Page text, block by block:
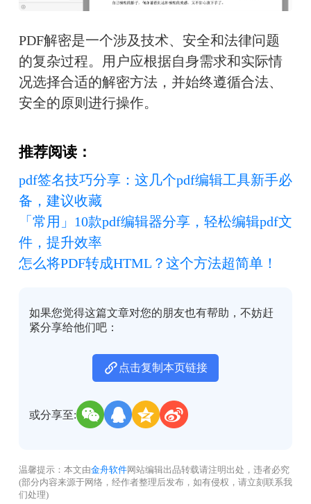
PDF解密是一个涉及技术、安全和法律问题
的复杂过程。用户应根据自身需求和实际情
况选择合适的解密方法，并始终遵循合法、
安全的原则进行操作。
推荐阅读：
pdf签名技巧分享：这几个pdf编辑工具新手必
备，建议收藏
「常用」10款pdf编辑器分享，轻松编辑pdf文
件，提升效率
怎么将PDF转成HTML？这个方法超简单！
如果您觉得这篇文章对您的朋友也有帮助，不妨赶
紧分享给他们吧：
点击复制本页链接
或分享至:
温馨提示：本文由金舟软件网站编辑出品转载请注明出处，违者必究
(部分内容来源于网络，经作者整理后发布，如有侵权，请立刻联系我
们处理)